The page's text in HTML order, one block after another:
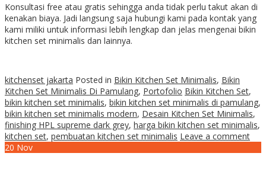
Konsultasi free atau gratis sehingga anda tidak perlu takut akan di
kenakan biaya. Jadi langsung saja hubungi kami pada kontak yang
kami miliki untuk informasi lebih lengkap dan jelas mengenai bikin
kitchen set minimalis dan lainnya.
kitchenset jakarta Posted in Bikin Kitchen Set Minimalis, Bikin
Kitchen Set Minimalis Di Pamulang, Portofolio Bikin Kitchen Set,
bikin kitchen set minimalis, bikin kitchen set minimalis di pamulang,
bikin kitchen set minimalis modern, Desain Kitchen Set Minimalis,
finishing HPL supreme dark grey, harga bikin kitchen set minimalis,
kitchen set, pembuatan kitchen set minimalis Leave a comment
20 Nov